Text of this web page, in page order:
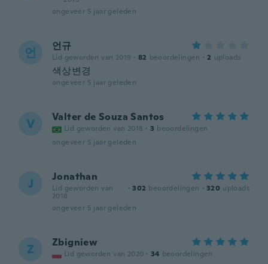
ongeveer 5 jaar geleden
언 언규
Lid geworden van 2019 · 82 beoordelingen · 2 uploads
색상변경
ongeveer 5 jaar geleden
V Valter de Souza Santos
Lid geworden van 2018 · 3 beoordelingen
ongeveer 5 jaar geleden
J Jonathan
Lid geworden van
2018
· 302 beoordelingen · 320 uploads
ongeveer 5 jaar geleden
Z Zbigniew
Lid geworden van 2020 · 34 beoordelingen